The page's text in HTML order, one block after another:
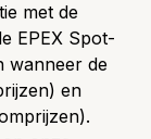
met de
EPEX Spot-
wanneer de
en